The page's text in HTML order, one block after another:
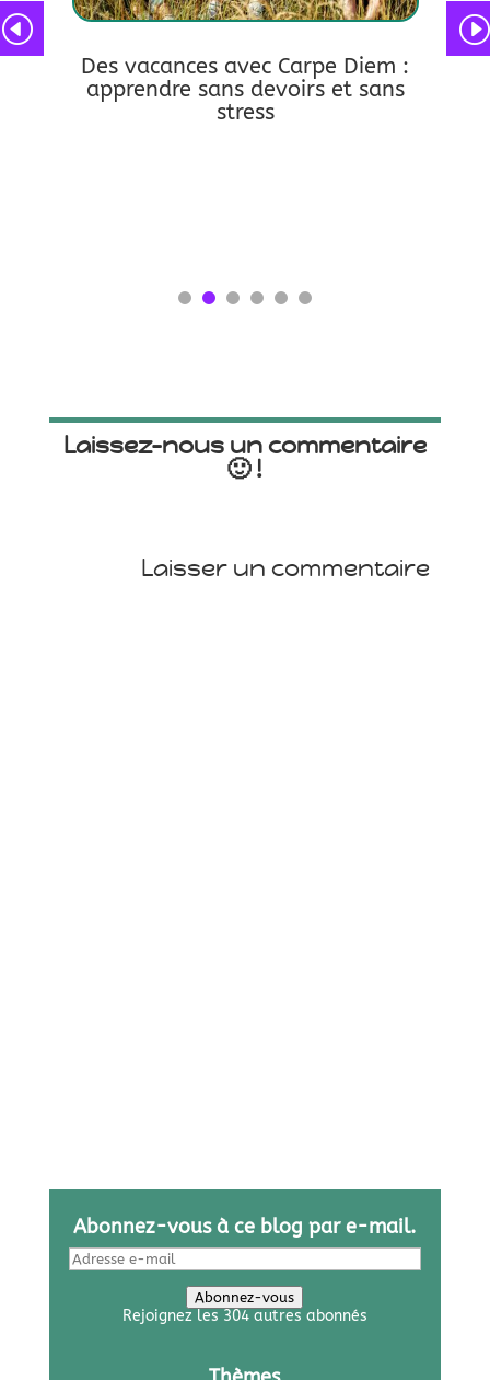
Des vacances avec Carpe Diem :
apprendre sans devoirs et sans
stress
Laissez-nous un commentaire
🙂 !
Laisser un commentaire
Abonnez-vous à ce blog par e-mail.
Adresse
e-
Abonnez-vous
Rejoignez les 304 autres abonnés